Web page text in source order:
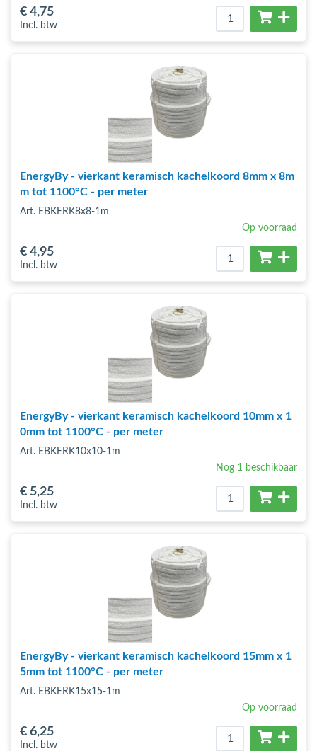
€ 4,75
Incl. btw
EnergyBy - vierkant keramisch kachelkoord 8mm x 8m
m tot 1100°C - per meter
Art. EBKERK8x8-1m
Op voorraad
€ 4,95
Incl. btw
EnergyBy - vierkant keramisch kachelkoord 10mm x 1
0mm tot 1100°C - per meter
Art. EBKERK10x10-1m
Nog 1 beschikbaar
€ 5,25
Incl. btw
EnergyBy - vierkant keramisch kachelkoord 15mm x 1
5mm tot 1100°C - per meter
Art. EBKERK15x15-1m
Op voorraad
€ 6,25
Incl. btw